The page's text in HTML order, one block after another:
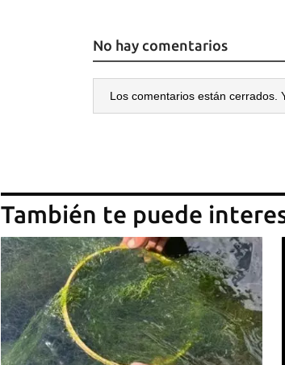
No hay comentarios
Los comentarios están cerrados.
También te puede